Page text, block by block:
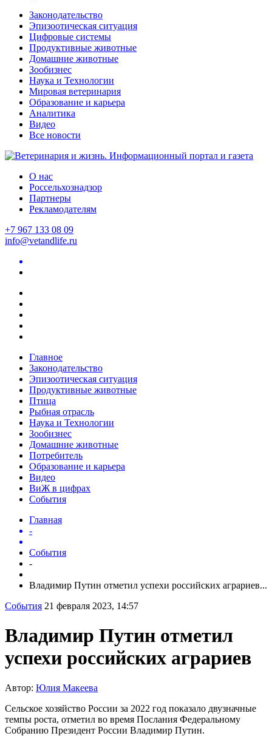
Законодательство
Эпизоотическая ситуация
Цифровые системы
Продуктивные животные
Домашние животные
Зообизнес
Наука и Технологии
Мировая ветеринария
Образование и карьера
Аналитика
Видео
Все новости
О нас
Россельхознадзор
Партнеры
Рекламодателям
+7 967 133 08 09
info@vetandlife.ru
Главное
Законодательство
Эпизоотическая ситуация
Продуктивные животные
Птица
Рыбная отрасль
Наука и Технологии
Зообизнес
Домашние животные
Потребитель
Образование и карьера
Видео
ВиЖ в цифрах
События
Главная
-
События
-
Владимир Путин отметил успехи российских аграриев...
События 21 февраля 2023, 14:57
Владимир Путин отметил
успехи российских аграриев
Автор: Юлия Макеева
Сельское хозяйство России за 2022 год показало двузначные
темпы роста, отметил во время Послания Федеральному
Собранию Президент России Владимир Путин.